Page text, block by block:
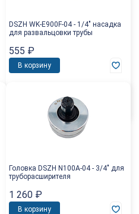
DSZH WK-E900F-04 - 1/4" насадка
для развальцовки трубы
555 ₽
В корзину
Головка DSZH N100A-04 - 3/4" для
труборасширителя
1 260 ₽
В корзину